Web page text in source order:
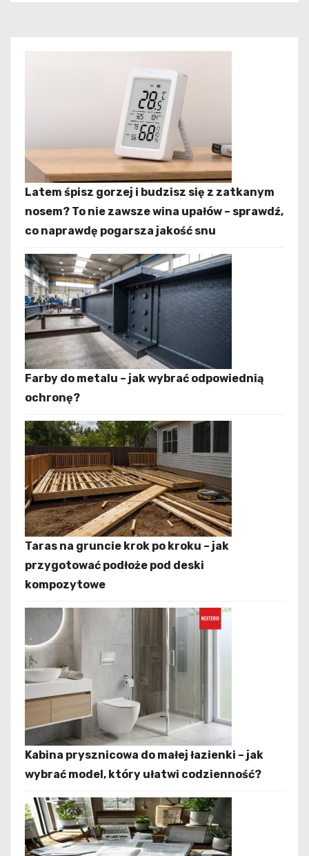
Latem śpisz gorzej i budzisz się z zatkanym
nosem? To nie zawsze wina upałów – sprawdź,
co naprawdę pogarsza jakość snu
Farby do metalu – jak wybrać odpowiednią
ochronę?
Taras na gruncie krok po kroku – jak
przygotować podłoże pod deski
kompozytowe
Kabina prysznicowa do małej łazienki – jak
wybrać model, który ułatwi codzienność?